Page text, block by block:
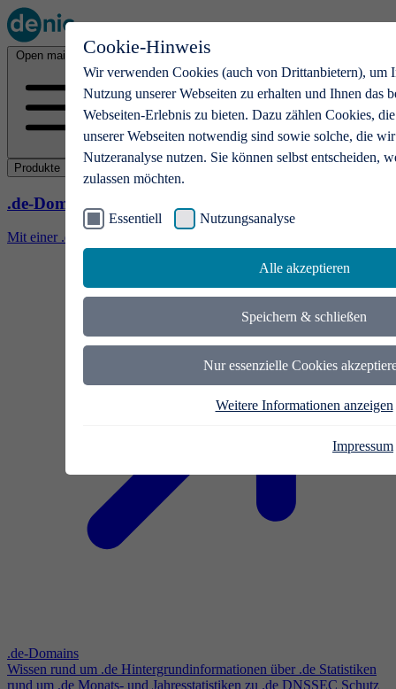
Cookie-Hinweis
Wir verwenden Cookies (auch von Drittanbietern), um
Nutzung unserer Webseiten zu erhalten und Ihnen das
Webseiten-Erlebnis zu bieten. Dazu zählen Cookies,
unserer Webseiten notwendig sind sowie solche, die
Nutzeranalyse nutzen. Sie können selbst entscheiden,
zulassen möchten.
Essentiell Nutzungsanalyse
Alle akzeptieren
Speichern & schließen
Nur essenzielle Cookies
Weitere Informationen anzeigen
Impressum
Open main menu
Produkte
.de-Domains
Mit einer .de-Domain erhalten Ideen eine Bühne
.de-Domains
Wissen rund um .de Hintergrundinformationen über .de Statistiken
rund um .de Monats- und Jahresstatistiken zu .de DNSSEC Schutz